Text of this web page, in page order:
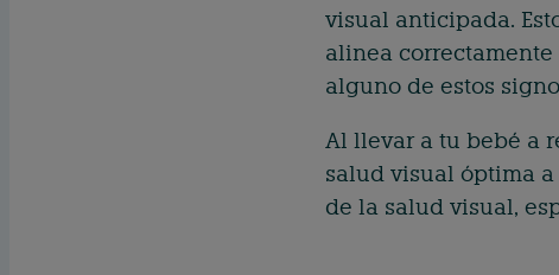
visual anticipada.
alinea correctamente
alguno de estos
Al llevar a tu bebé a
salud visual óptima
de la salud visual,